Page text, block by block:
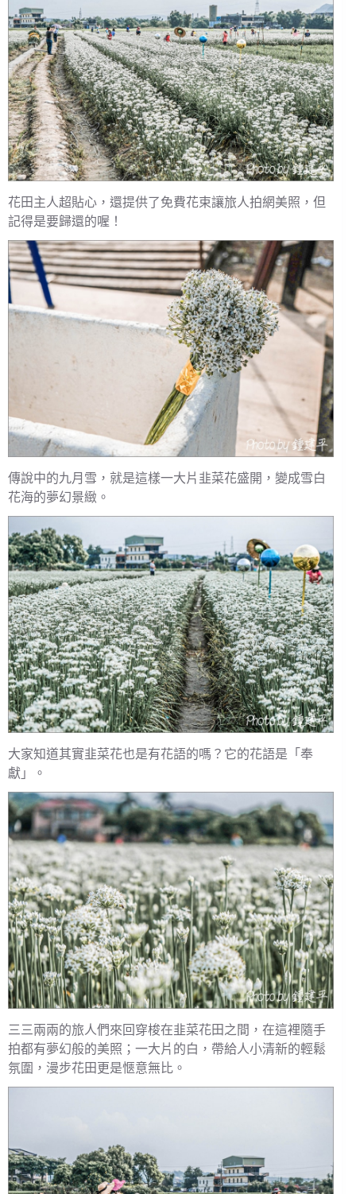
花田主人超貼心，還提供了免費花束讓旅人拍網美照，但
記得是要歸還的喔！
傳說中的九月雪，就是這樣一大片韭菜花盛開，變成雪白
花海的夢幻景緻。
大家知道其實韭菜花也是有花語的嗎？它的花語是「奉
獻」。
三三兩兩的旅人們來回穿梭在韭菜花田之間，在這裡隨手
拍都有夢幻般的美照；一大片的白，帶給人小清新的輕鬆
氛圍，漫步花田更是愜意無比。